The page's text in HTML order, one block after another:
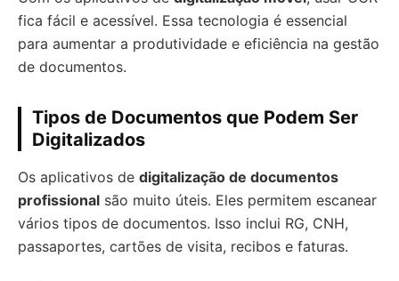
fica fácil e acessível. Essa tecnologia é essencial
para aumentar a produtividade e eficiência na gestão
de documentos.
Tipos de Documentos que Podem Ser
Digitalizados
Os aplicativos de digitalização de documentos
profissional são muito úteis. Eles permitem escanear
vários tipos de documentos. Isso inclui RG, CNH,
passaportes, cartões de visita, recibos e faturas.